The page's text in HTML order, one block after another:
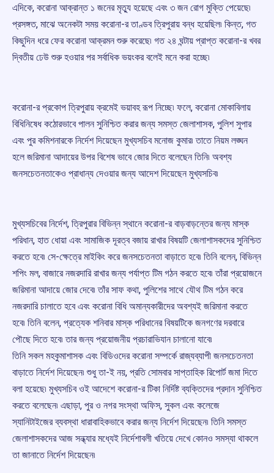
এদিকে, করোনা আক্রান্ত ১ জনের মৃত্যু হয়েছে এবং ৩ জন রোগ মুক্তি পেয়েছে৷
প্রসঙ্গত, মাঝে অনেকটা সময় করোনা-র তাণ্ডব ত্রিপুরায় বন্ধ হয়েছিল৷ কিন্ত, গত
কিছুদিন ধরে ফের করোনা আক্রমন শুরু করেছে৷ গত ২৪ ঘন্টায় প্রাপ্ত করোনা-র খবর
দ্বিতীয় ঢেউ শুরু হওয়ার পর সর্বাধিক ভয়ংকর বলেই মনে করা হচ্ছে৷
করোনা-র প্রকোপ ত্রিপুরায় ক্রমেই ভয়াবহ রূপ নিচ্ছে৷ ফলে, করোনা মোকাবিলায়
বিধিনিষেধ কঠোরভাবে পালন সুনিশ্চিত করার জন্য সমস্ত জেলাশাসক, পুলিশ সুপার
এবং পুর কমিশনারকে নির্দেশ দিয়েছেন মুখ্যসচিব মনোজ কুমার৷ তাতে নিয়ম লঙ্ঘন
হলে জরিমানা আদায়ের উপর বিশেষ ভাবে জোর দিতে বলেছেন তিনি৷ অবশ্য
জনসচেতনতাকেও প্রাধান্য দেওয়ার জন্য আদেশ দিয়েছেন মুখ্যসচিব৷
মুখ্যসচিবের নির্দেশ, ত্রিপুরার বিভিন্ন স্থানে করোনা-র বাড়বাড়ন্তের জন্য মাস্ক
পরিধান, হাত ধোয়া এবং সামাজিক দূরত্ব বজায় রাখার বিষয়টি জেলাশাসকদের সুনিশ্চিত
করতে হবে৷ সে-ক্ষেত্রে মাইকিং করে জনসচেতনতা বাড়াতে হবে৷ তিনি বলেন, বিভিন্ন
শপিং মল, বাজারে নজরদারি রাখার জন্য পর্যাপ্ত টিম গঠন করতে হবে৷ তাঁরা প্রয়োজনে
জরিমানা আদায়ে জোর দেবে৷ তাঁর সাফ কথা, পুলিশের সাথে যৌথ টিম গঠন করে
নজরদারি চালাতে হবে এবং করোনা বিধি অমান্যকারীদের অবশ্যই জরিমানা করতে
হবে৷ তিনি বলেন, প্রত্যেক শনিবার মাস্ক পরিধানের বিষয়টিকে জনগণের দরবারে
পৌছে দিতে হবে৷ তার জন্য প্রয়োজনীয় প্রচারাভিযান চালানো যাবে৷
তিনি সকল মহকুমাশাসক এবং বিডিওদের করোনা সম্পর্কে রাজ্যব্যাপী জনসচেতনতা
বাড়াতে নির্দেশ দিয়েছেন৷ শুধু তা-ই নয়, প্রতি সোমবার সাপ্তাহিক রিপোর্ট জমা দিতে
বলা হয়েছে৷ মুখ্যসচিব ওই আদেশে করোনা-র টিকা নির্দিষ্ট ব্যক্তিদের প্রদান সুনিশ্চিত
করতে বলেছেন৷ এছাড়া, পুর ও নগর সংস্থা অফিস, সুকল এবং কলেজে
স্যানিটাইজের ব্যবস্থা ধারাবাহিকভাবে করার জন্য নির্দেশ দিয়েছেন৷ তিনি সমস্ত
জেলাশাসকদের আজ সন্ধ্যার মধ্যেই নির্দেশাবলী খতিয়ে দেখে কোনও সমস্যা থাকলে
তা জানাতে নির্দেশ দিয়েছেন৷